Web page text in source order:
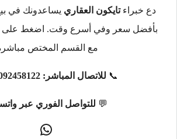
دع خبراءتايكون العقاري يساعدونك في
بأفضل سعر وفي أسرع وقت. اضغط على
مع القسم المختص
📞 للاتصال المباشر:
💬 للتواصل الفوري عبر